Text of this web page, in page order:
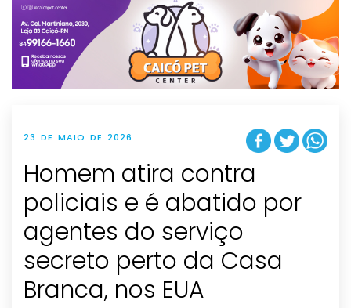
g
t
i
o
n
23 DE MAIO DE 2026
Homem atira contra
policiais e é abatido por
agentes do serviço
secreto perto da Casa
Branca, nos EUA